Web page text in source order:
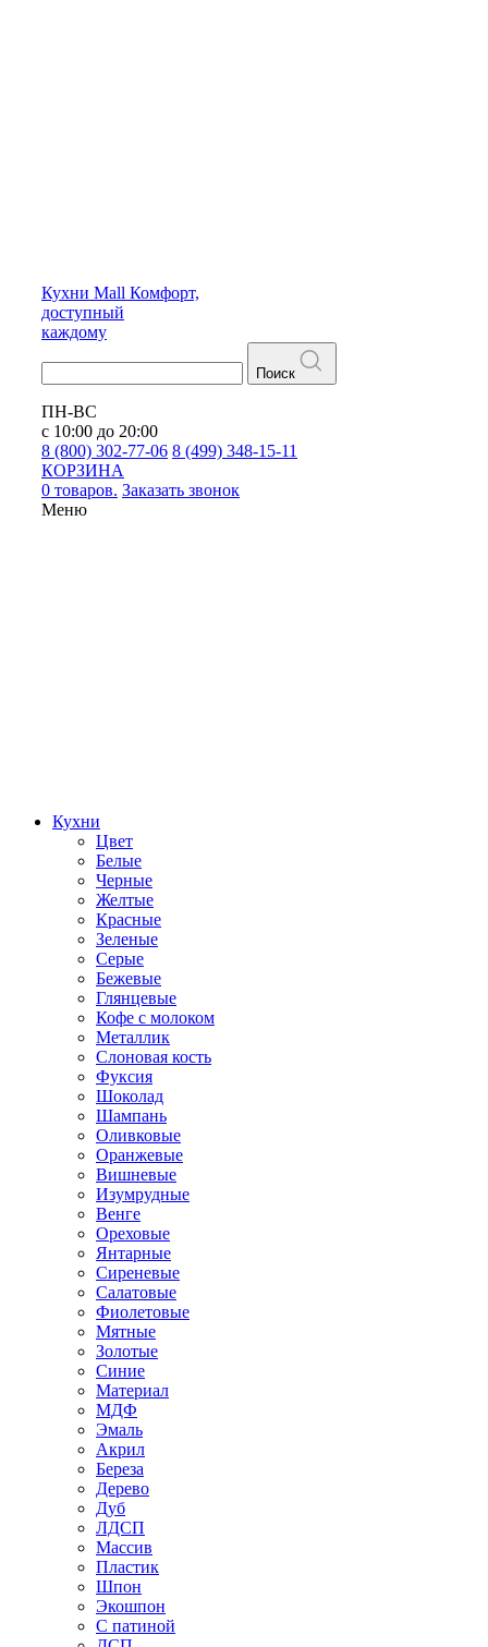
Кухни Mall Комфорт,
доступный
каждому
Поиск
ПН-ВС
с 10:00 до 20:00
8 (800) 302-77-06 8 (499) 348-15-11
КОРЗИНА
0 товаров. Заказать звонок
Меню
Кухни
Цвет
Белые
Черные
Желтые
Красные
Зеленые
Серые
Бежевые
Глянцевые
Кофе с молоком
Металлик
Слоновая кость
Фуксия
Шоколад
Шампань
Оливковые
Оранжевые
Вишневые
Изумрудные
Венге
Ореховые
Янтарные
Сиреневые
Салатовые
Фиолетовые
Мятные
Золотые
Синие
Материал
МДФ
Эмаль
Акрил
Береза
Дерево
Дуб
ЛДСП
Массив
Пластик
Шпон
Экошпон
С патиной